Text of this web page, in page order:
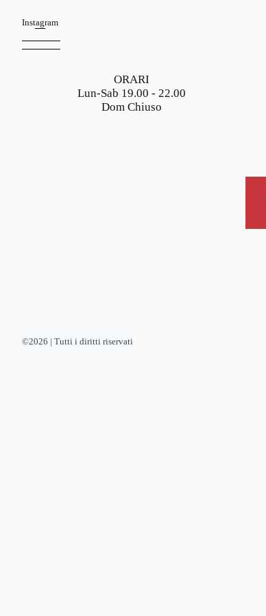
Instagram
ORARI
Lun-Sab 19.00 - 22.00
Dom Chiuso
©2026 | Tutti i diritti riservati